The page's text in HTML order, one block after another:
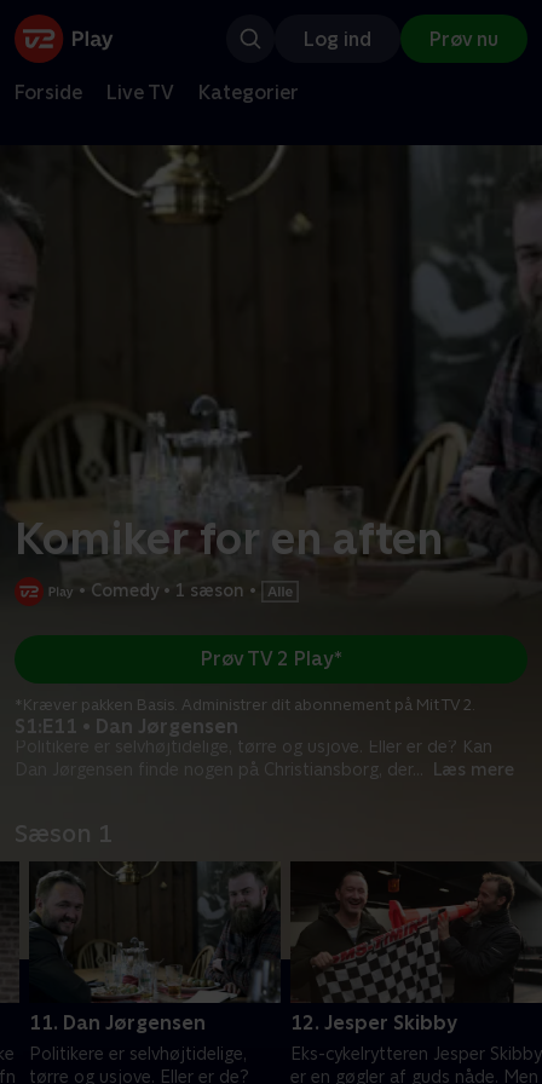
Log ind Prøv nu
Forside Live TV Kategorier
Komiker for en aften
• Comedy • 1 sæson •
S1:E11 • Dan Jørgensen
Politikere er selvhøjtidelige, tørre og usjove. Eller er de? Kan
Dan Jørgensen finde nogen på Christiansborg, der... Læs mere
Prøv TV 2 Play*
*Kræver pakken Basis. Administrer dit abonnement på Mit TV 2.
Sæson 1
11. Dan Jørgensen
Politikere er selvhøjtidelige,
tørre og usjove. Eller er de?
12. Jesper Skibby
Eks-cykelrytteren Jesper Skibby
er en gøgler af guds nåde. Men